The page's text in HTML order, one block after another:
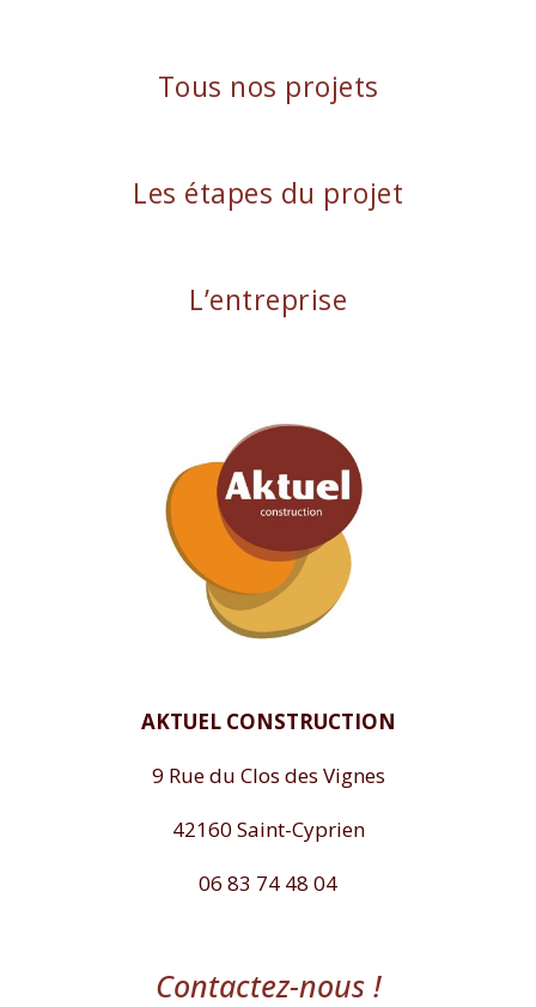
Tous nos projets
Les étapes du projet
L’entreprise
AKTUEL CONSTRUCTION
9 Rue du Clos des Vignes
42160 Saint-Cyprien
06 83 74 48 04
Contactez-nous !